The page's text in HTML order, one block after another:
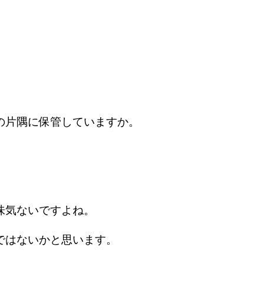
隅に保管していますか。
ないですよね。
ないかと思います。